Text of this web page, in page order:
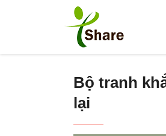
Bộ tranh
lại